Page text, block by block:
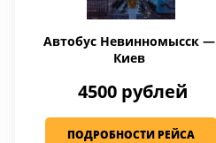
Автобус Невинномысск —
Киев
4500 рублей
ПОДРОБНОСТИ РЕЙСА